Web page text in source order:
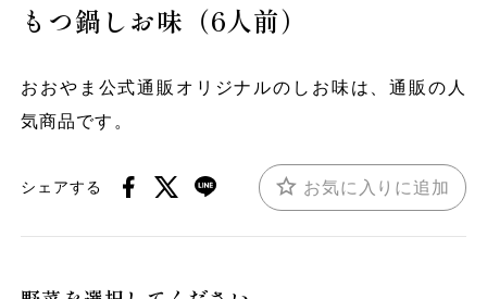
もつ鍋しお味（6人前）
おおやま公式通販オリジナルのしお味は、通販の人
気商品です。
シェアする お気に入りに追加